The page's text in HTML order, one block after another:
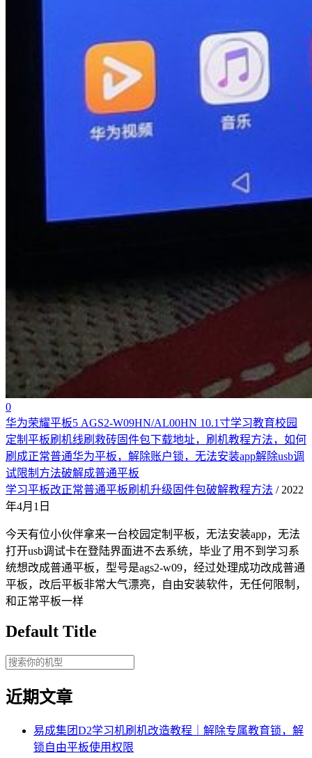
0
华为荣耀平板5 AGS2-W09HN/AL00HN 10.1寸学习教育校园
定制平板刷机线刷救砖固件包下载地址，刷机教程方法，如何
刷成正常普通华为平板，解除账户锁，无法安装app解除usb调
试限制方法破解成普通平板
学习平板改正常普通平板刷机升级固件包破解教程方法 / 2022
年4月1日
今天有位小伙伴拿来一台校园定制平板，无法安装app，无法
打开usb调试卡在登陆界面进不去系统，毕业了用不到学习系
统想改成普通平板，型号是ags2-w09，经过处理成功改成普通
平板，改后平板非常大气漂亮，自由安装软件，无任何限制，
和正常平板一样
Default Title
近期文章
易成集团D2学习机刷机改造教程｜解除专属教育锁，解
锁自由平板使用权限